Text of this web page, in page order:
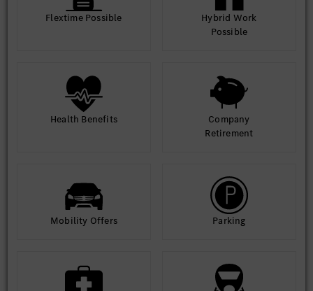
Flextime Possible
Hybrid Work
Possible
Health Benefits
Company
Retirement
Mobility Offers Parking